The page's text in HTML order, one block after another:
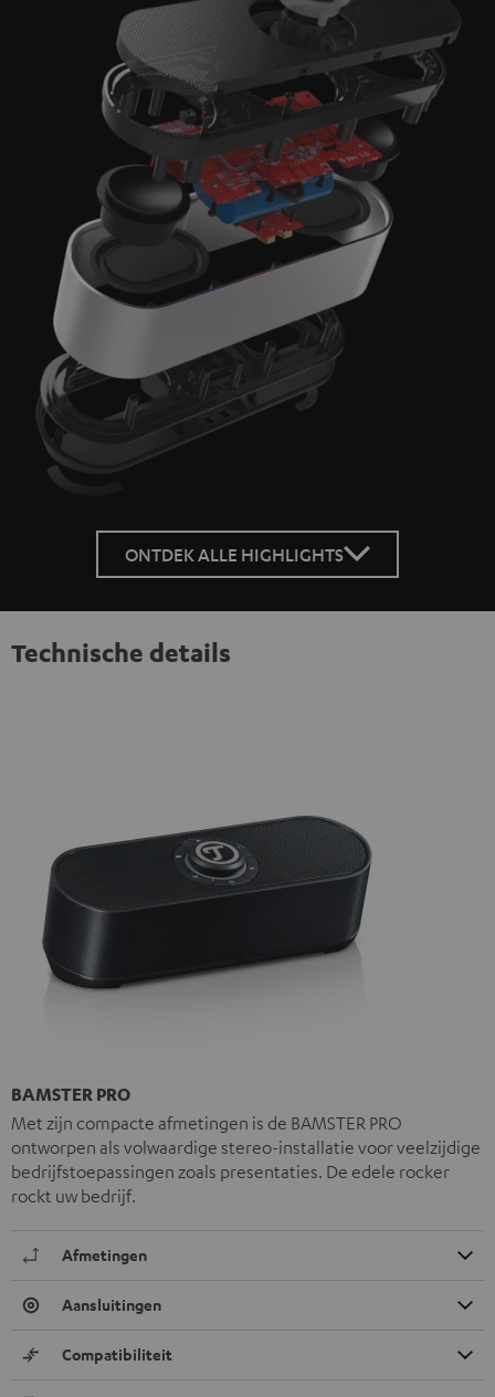
ONTDEK ALLE HIGHLIGHTS
Technische details
BAMSTER PRO
Met zijn compacte afmetingen is de BAMSTER PRO
ontworpen als volwaardige stereo-installatie voor veelzijdige
bedrijfstoepassingen zoals presentaties. De edele rocker
rockt uw bedrijf.
Afmetingen
Aansluitingen
Compatibiliteit